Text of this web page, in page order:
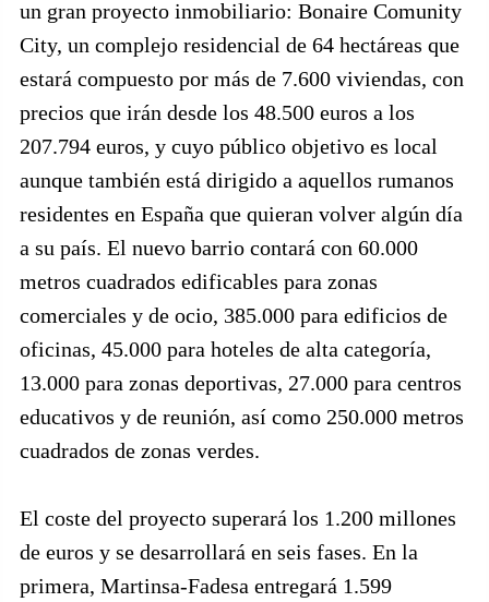
un gran proyecto inmobiliario: Bonaire Comunity
City, un complejo residencial de 64 hectáreas que
estará compuesto por más de 7.600 viviendas, con
precios que irán desde los 48.500 euros a los
207.794 euros, y cuyo público objetivo es local
aunque también está dirigido a aquellos rumanos
residentes en España que quieran volver algún día
a su país. El nuevo barrio contará con 60.000
metros cuadrados edificables para zonas
comerciales y de ocio, 385.000 para edificios de
oficinas, 45.000 para hoteles de alta categoría,
13.000 para zonas deportivas, 27.000 para centros
educativos y de reunión, así como 250.000 metros
cuadrados de zonas verdes.
El coste del proyecto superará los 1.200 millones
de euros y se desarrollará en seis fases. En la
primera, Martinsa-Fadesa entregará 1.599